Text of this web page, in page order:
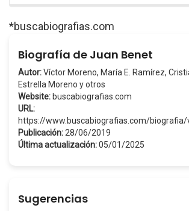
*buscabiografias.com
Biografía de Juan Benet
Autor:Víctor Moreno, María E. Ramírez,
Estrella Moreno y otros
Website: buscabiografias.com
URL:
https://www.buscabiografias.com/
Publicación: 28/06/2019
Última actualización:05/01/2025
Sugerencias